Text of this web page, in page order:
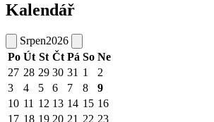
Kalendář
Srpen2026
Po Út St Čt Pá So Ne
27 28 29 30 31 1
2
3
4 5 6 7 8
9
10 11 12 13 14 15 16
17 18 19 20 21 22 23